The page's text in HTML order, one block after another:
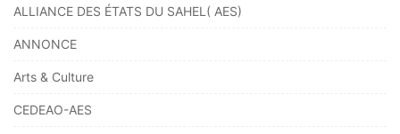
ALLIANCE DES ÉTATS DU SAHEL( AES)
ANNONCE
Arts & Culture
CEDEAO-AES